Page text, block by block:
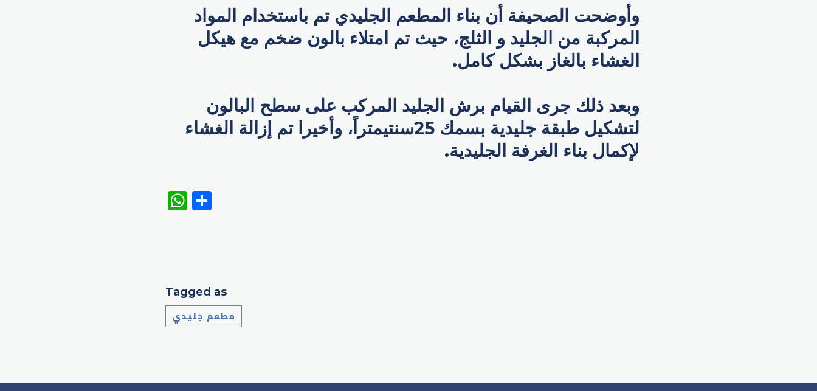
وأوضحت الصحيفة أن بناء المطعم الجليدي تم باستخدام المواد
المركبة من الجليد و الثلج، حيث تم امتلاء بالون ضخم مع هيكل
الغشاء بالغاز بشكل كامل.
وبعد ذلك جرى القيام برش الجليد المركب على سطح البالون
لتشكيل طبقة جليدية بسمك 25سنتيمتراً، وأخيرا تم إزالة الغشاء
لإكمال بناء الغرفة الجليدية.
WhatsApp
Tagged as
مطعم جليدي